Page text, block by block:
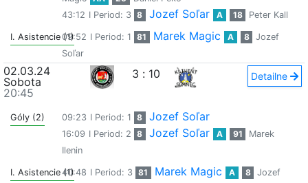
43:12 I Period: 3 8 Jozef Soľar A 18 Peter Kall
I. Asistencie (1)09:52 I Period: 1 81 Marek Magic A 8
Jozef
Soľar
02.03.24
Sobota
20:45
3 : 10 Detailne
Góly (2) 09:23 I Period: 1 8 Jozef Soľar
16:09 I Period: 2 8 Jozef Soľar A 91
Marek
Ilenin
I. Asistencie (1)40:48 I Period: 3 81 Marek Magic A 8
Jozef